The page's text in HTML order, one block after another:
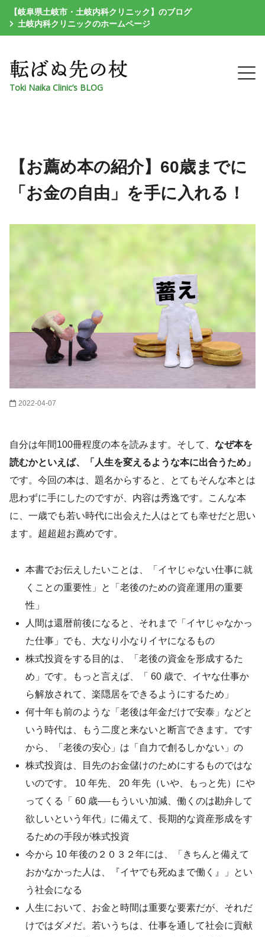
【岐阜県土岐市・土岐内科クリニック】のブログ
土岐内科クリニックのホームページ
Toki Naika Clinic’s BLOG
【お薦め本の紹介】60歳までに
「お金の自由」を手に入れる！
2022-04-07
自分は年間100冊程度の本を読みます。そして、 なぜ本を
読むかといえば、「人生を変えるような本に出合うため」
です。今回の本は、題名からすると、とてもそんな本とは
思わずに手にしたのですが、内容は秀逸です。こんな本
に、一歳でも若い時代に出会えた人はとても幸せだと思い
ます。超超超お薦めです。
本書でお伝えしたいことは、「イヤじゃない仕事に就
くことの重要性」と「老後のための資産運用の重要
性」
人間は還暦前後になると、それまで「イヤじゃなかっ
た仕事」でも、大なり小なりイヤになるもの
株式投資をする目的は、「老後の資金を形成するた
め」です。もっと言えば、「 60 歳で、イヤな仕事か
ら解放されて、楽隠居をできるようにするため」
何十年も前のような「老後は年金だけで安泰」などと
いう時代は、もう二度と来ないと断言できます。です
から、「老後の安心」は「自力で創るしかない」の
株式投資は、目先のお金儲けのためにするものではな
いのです。 10 年先、 20 年先（いや、もっと先）にや
ってくる「 60 歳──もういい加減、働くのは勘弁して
欲しいという年代」に備えて、長期的な資産形成をす
るための手段が株式投資
今から 10 年後の２０３２年には、「きちんと備えて
おかなかった人は、『イヤでも死ぬまで働く』」とい
う社会になる
人生において、お金と時間は重要な要素だが、それだ
けではダメだ。若いうちは、仕事を通して社会に貢献